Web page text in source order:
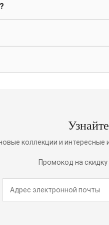
коллекции и
Промокод на скидку